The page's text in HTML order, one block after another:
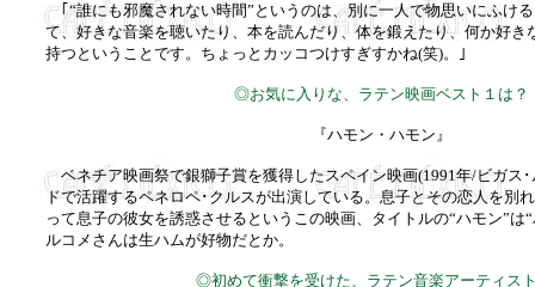
｢“誰にも邪魔されない時間”というのは、別に一人で物思いにふけ
て、好きな音楽を聴いたり、本を読んだり、体を鍛えたり、何か好き
持つということです。ちょっとカッコつけすぎすかね(笑)。｣
◎お気に入りな、ラテン映画ベスト１は？
『ハモン・ハモン』
ベネチア映画祭で銀獅子賞を獲得したスペイン映画(1991年/ビガス･
ドで活躍するペネロペ･クルスが出演している。息子とその恋人を別
って息子の彼女を誘惑させるというこの映画、タイトルの“ハモン”は
ルコメさんは生ハムが好物だとか。
◎初めて衝撃を受けた、ラテン音楽アーティス